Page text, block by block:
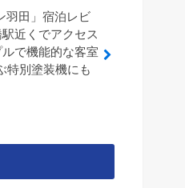
羽田」宿泊レビ
近くでアクセス
で機能的な客室
特別塗装機にも